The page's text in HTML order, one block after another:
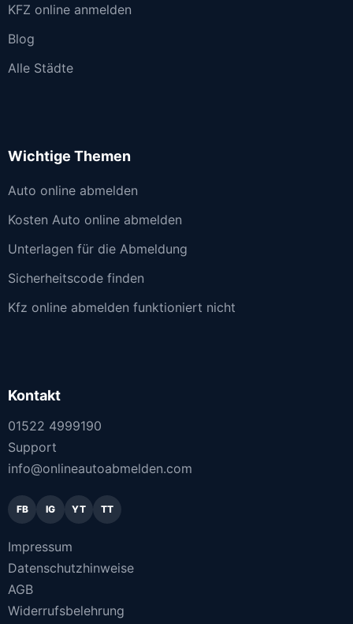
KFZ online anmelden
Blog
Alle Städte
Wichtige Themen
Auto online abmelden
Kosten Auto online abmelden
Unterlagen für die Abmeldung
Sicherheitscode finden
Kfz online abmelden funktioniert nicht
Kontakt
01522 4999190
Support
info@onlineautoabmelden.com
FB IG YT TT
Impressum
Datenschutzhinweise
AGB
Widerrufsbelehrung